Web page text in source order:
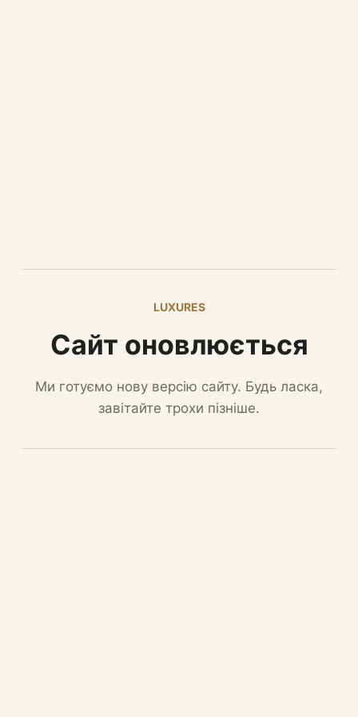
LUXURES
Сайт оновлюється
Ми готуємо нову версію сайту. Будь ласка,
завітайте трохи пізніше.